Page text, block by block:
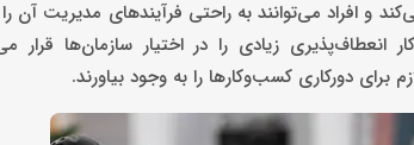
و افراد می‌توانند به راحتی فرآیندهای مدیریت آن
انعطاف‌پذیری زیادی را در اختیار سازمان‌ها قرار
دورکاری کسب‌وکارها را به وجود بیاورند.